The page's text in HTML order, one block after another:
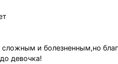
и болезненным,но
девочка!